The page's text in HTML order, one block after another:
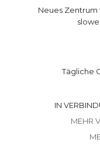
Neues Zentrum
Tägliche
IN
MEHR